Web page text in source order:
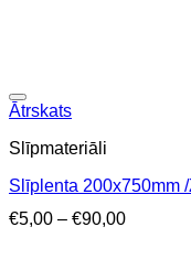
Ātrskats
Slīpmateriāli
Slīplenta 200x750mm
€5,00 – €90,00Price